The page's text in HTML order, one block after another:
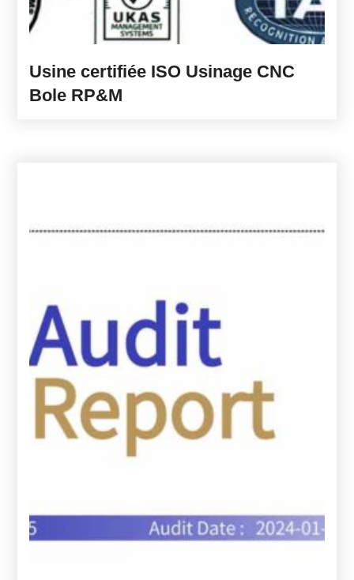
Usine certifiée ISO Usinage CNC
Bole RP&M